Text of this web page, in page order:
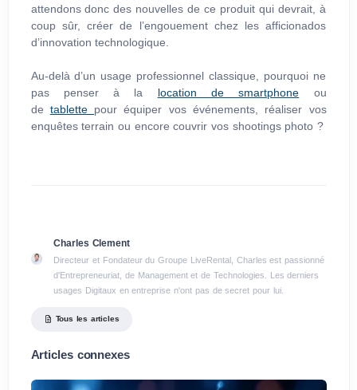
attendons donc des nouvelles de ce produit qui devrait, à
coup sûr, créer de l’engouement chez les afficionados
d’innovation technologique.
Au-delà d’un usage professionnel classique, pourquoi ne
pas penser à la location de smartphone ou
de tablette pour équiper vos événements, réaliser vos
enquêtes terrain ou encore couvrir vos shootings photo ?
Charles Clement
Directeur et Fondateur du Groupe LiveRental, Charles est passionné
d'Entrepreneuriat, de Management et de Technologies. Les derniers
usages Digitaux en entreprise n'ont pas de secret pour lui.
Tous les articles
Articles connexes